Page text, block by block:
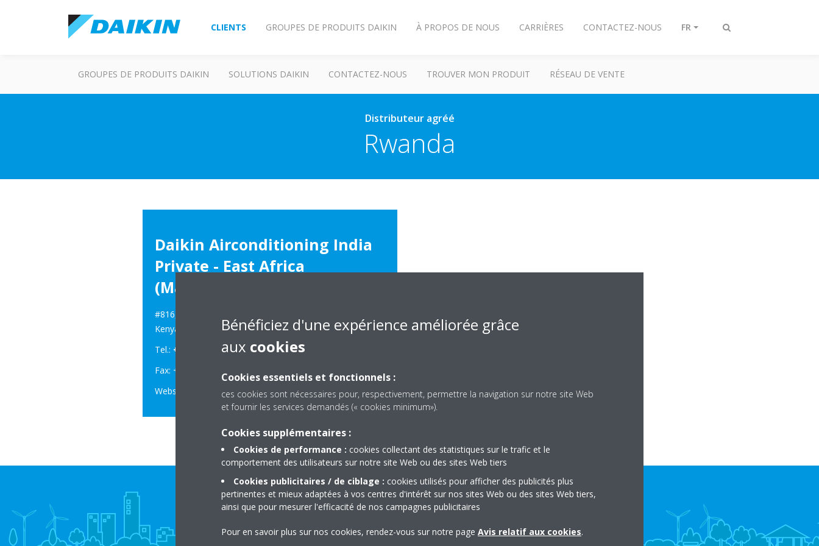
Afficher/masquer
CLIENTS GROUPES DE PRODUITS DAIKIN À PROPOS DE NOUS CARRIÈRES CONTACTEZ-NOUS FR
GROUPES DE PRODUITS DAIKIN SOLUTIONS DAIKIN CONTACTEZ-NOUS TROUVER MON PRODUIT RÉSEAU DE VENTE
Distributeur agréé
Rwanda
Daikin Airconditioning India
Private - East Africa
(Marketing Office)
#816, 8
Kenya
Tel.: +254 20 515 4028
Fax: +254 203750625
Website:
www.daikineastafrica.com
Bénéficiez d'une expérience améliorée grâce
aux cookies
Cookies essentiels et fonctionnels :
ces cookies sont nécessaires pour, respectivement, permettre la navigation sur notre site Web
et fournir les services demandés (« cookies minimum»).
Cookies supplémentaires :
Cookies de performance : cookies collectant des statistiques sur le trafic et le
comportement des utilisateurs sur notre site Web ou des sites Web tiers
Cookies publicitaires / de ciblage : cookies utilisés pour afficher des publicités plus
pertinentes et mieux adaptées à vos centres d'intérêt sur nos sites Web ou des sites Web tiers,
ainsi que pour mesurer l'efficacité de nos campagnes publicitaires
Pour en savoir plus sur nos cookies, rendez-vous sur notre page Avis relatif aux cookies.